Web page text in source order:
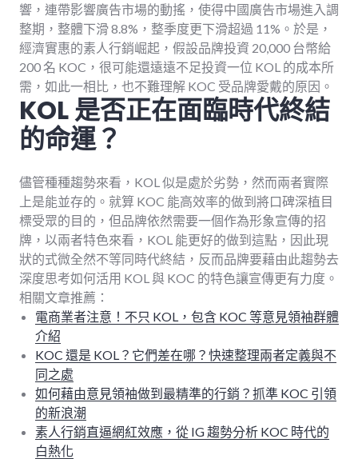
響，連帶影響廣告市場的動搖，使得中國廣告市場進入調
整期，整體下滑 8.8%，整季度更下滑超過 11%。於是，
經濟實惠的素人行銷崛起，假設品牌投資 20,000 台幣給
200 名 KOC，很可能還遠遠不足投資一位 KOL 的成本所
需，如此一相比，也不難理解 KOC 受品牌愛戴的原因。
KOL 是否正在面臨時代終結
的命運？
儘管種種趨勢來看，KOL 似是處於劣勢，然而兩者實際
上是能並存的。就算 KOC 能高效率的做到將口碑深植目
標受眾的目的，但品牌依然需要一個作為形象宣傳的招
牌，以兩者特色來看，KOL 能更好的做到這點，因此現
狀的式微全然不等同時代終結，反而品牌要藉由此趨勢去
深度思考如何活用 KOL 與 KOC 的特色讓宣傳更有力度。
相關文章推薦：
電商業者注意！不只 KOL，包含 KOC 等意見領袖群體
介紹
KOC 還是 KOL？它們差在哪？快速整理兩者定義與不
同之處
如何藉由意見領袖做到最精準的行銷？抓準 KOC 引領
的新浪潮
素人行銷直逼網紅效應，從 IG 趨勢分析 KOC 時代的
白熱化